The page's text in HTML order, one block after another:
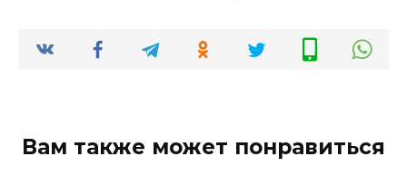
Вам также может понравиться